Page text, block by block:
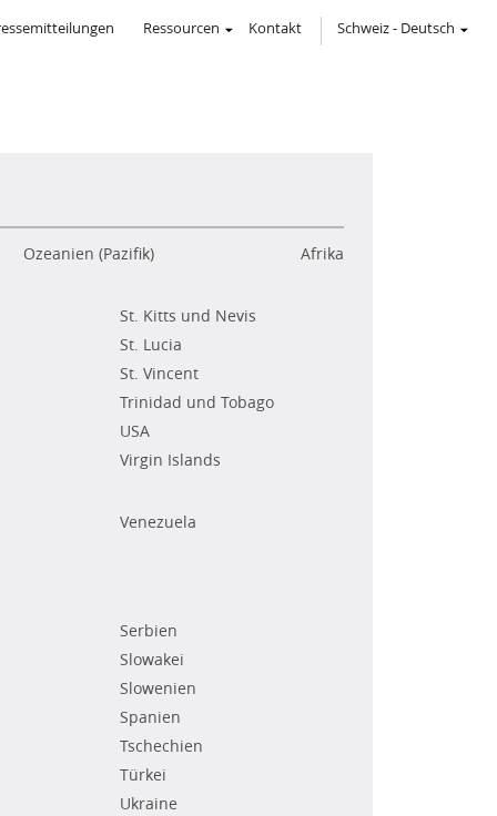
Ressourcen Kontakt Schweiz- Deutsch
Ozeanien (Pazifik) Afrika
St. Kitts und Nevis
St. Lucia
St. Vincent
Trinidad und Tobago
USA
Virgin Islands
Venezuela
Serbien
Slowakei
Slowenien
Spanien
Tschechien
Türkei
Ukraine